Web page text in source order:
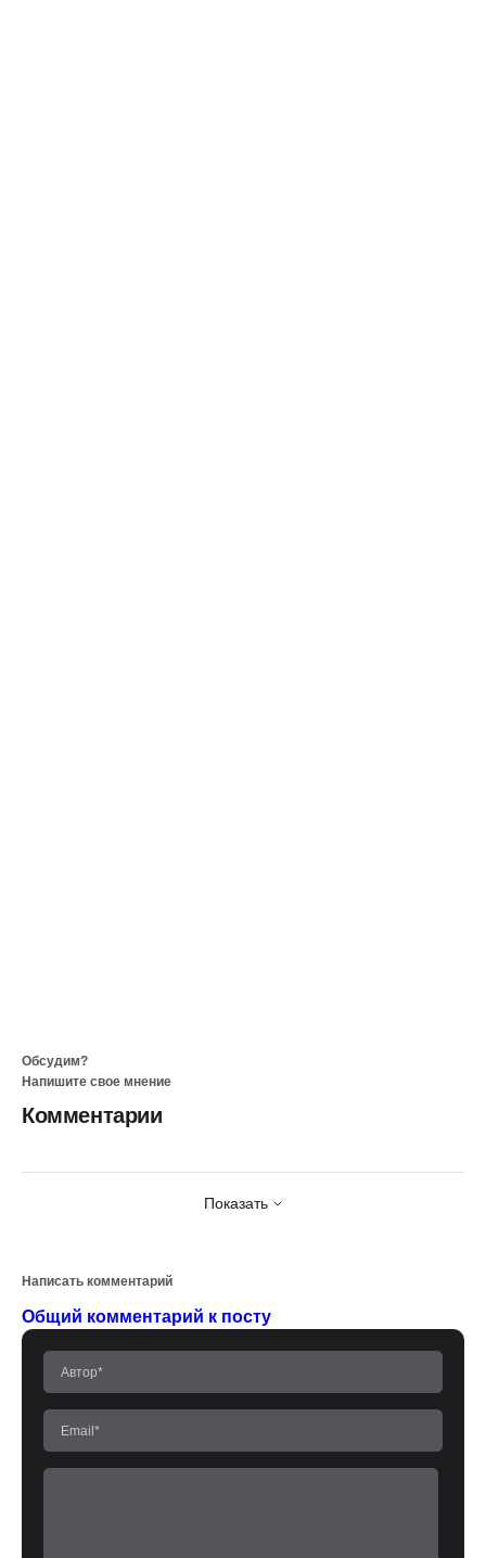
Обсудим?
Напишите свое мнение
Комментарии
Показать
Написать комментарий
Общий комментарий к посту